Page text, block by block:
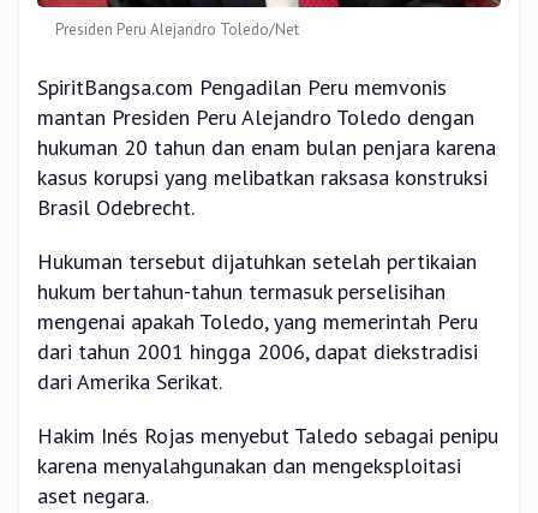
Presiden Peru Alejandro Toledo/Net
SpiritBangsa.com Pengadilan Peru memvonis
mantan Presiden Peru Alejandro Toledo dengan
hukuman 20 tahun dan enam bulan penjara karena
kasus korupsi yang melibatkan raksasa konstruksi
Brasil Odebrecht.
Hukuman tersebut dijatuhkan setelah pertikaian
hukum bertahun-tahun termasuk perselisihan
mengenai apakah Toledo, yang memerintah Peru
dari tahun 2001 hingga 2006, dapat diekstradisi
dari Amerika Serikat.
Hakim Inés Rojas menyebut Taledo sebagai penipu
karena menyalahgunakan dan mengeksploitasi
aset negara.